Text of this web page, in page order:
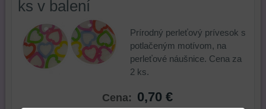
ks v balení
Prírodný perleťový prívesok s
potlačeným motívom, na
perleťové náušnice. Cena za
2 ks.
Cena: 0,70 €